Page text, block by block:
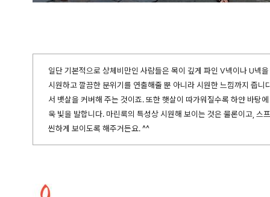
일단 기본적으로 상체비만인 사람들은 목이 깊게 파인 V넥이나 U넥
시원하고 깔끔한 분위기를 연출해줄 뿐 아니라 시원한 느낌까지 줍니
서 뱃살을 커버해 주는 것이죠. 또한 햇살이 따가워질수록 하얀 바탕
욱 빛을 발합니다. 마린룩의 특성상 시원해 보이는 것은 물론이고, 스
씬하게 보이도록 해주거든요. ^^